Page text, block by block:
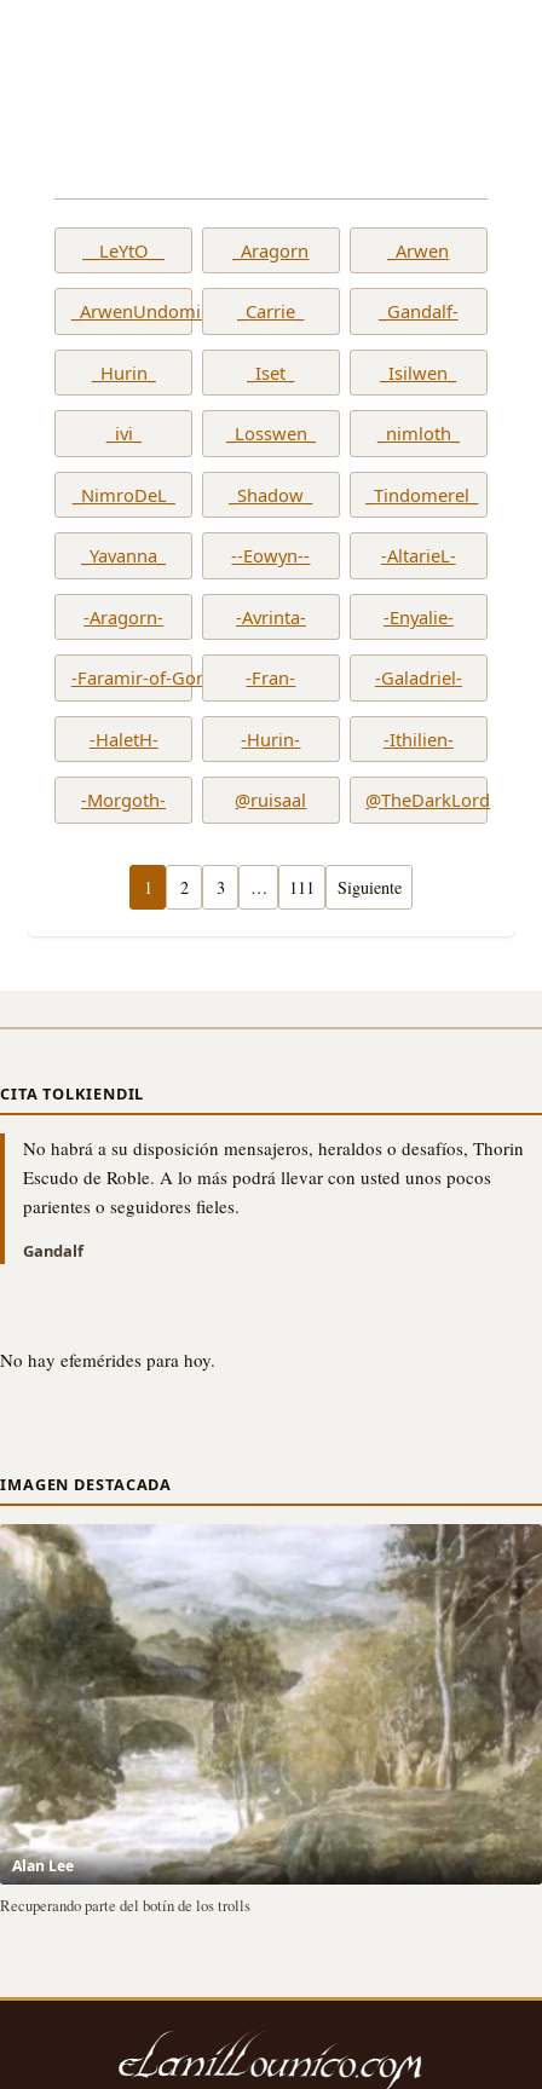
__LeYtO__ _Aragorn _Arwen
_ArwenUndomiel_ _Carrie_ _Gandalf-
_Hurin_ _Iset_ _Isilwen_
_ivi_ _Losswen_ _nimloth_
_NimroDeL_ _Shadow_ _Tindomerel_
_Yavanna_ --Eowyn-- -AltarieL-
-Aragorn- -Avrinta- -Enyalie-
-Faramir-of-Gondor- -Fran- -Galadriel-
-HaletH- -Hurin- -Ithilien-
-Morgoth- @ruisaal @TheDarkLord
1 2 3 … 111 Siguiente
CITA TOLKIENDIL
No habrá a su disposición mensajeros, heraldos o desafíos, Thorin
Escudo de Roble. A lo más podrá llevar con usted unos pocos
parientes o seguidores fieles.
Gandalf
No hay efemérides para hoy.
IMAGEN DESTACADA
Alan Lee
Recuperando parte del botín de los trolls